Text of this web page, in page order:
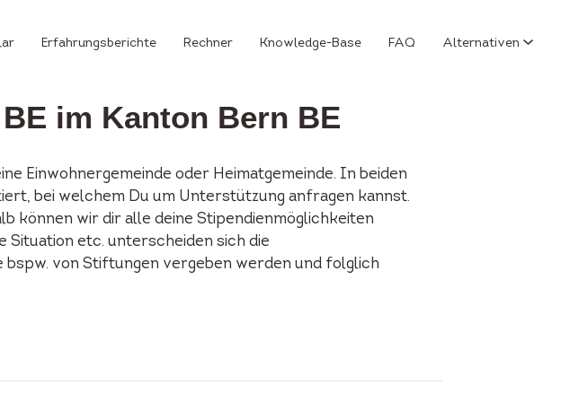
Erfahrungsberichte Rechner Knowledge-Base FAQ Alternativen
im Kanton Bern BE
Einwohnergemeinde oder Heimatgemeinde. In beiden
bei welchem Du um Unterstützung anfragen kannst.
können wir dir alle deine Stipendienmöglichkeiten
Situation etc. unterscheiden sich die
bspw. von Stiftungen vergeben werden und folglich